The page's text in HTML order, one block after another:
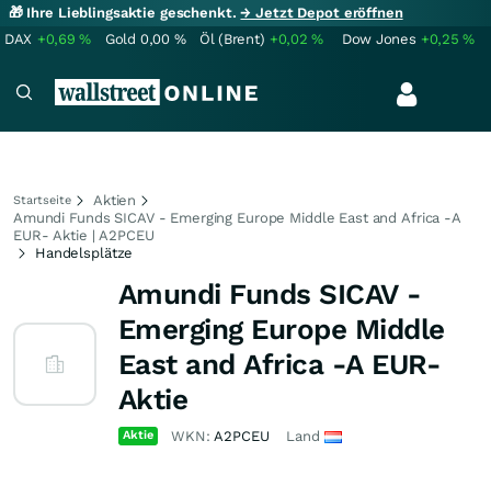
🎁 Ihre Lieblingsaktie geschenkt.→ Jetzt Depot eröffnen
DAX +0,69% Gold 0,00 % Öl (Brent) +0,02% Dow Jones +0,25%
Startseite
Aktien
Amundi Funds SICAV - Emerging Europe Middle East and Africa -A
EUR- Aktie | A2PCEU
Handelsplätze
Amundi Funds SICAV -
Emerging Europe Middle
East and Africa -A EUR-
Aktie
Aktie WKN:A2PCEU Land